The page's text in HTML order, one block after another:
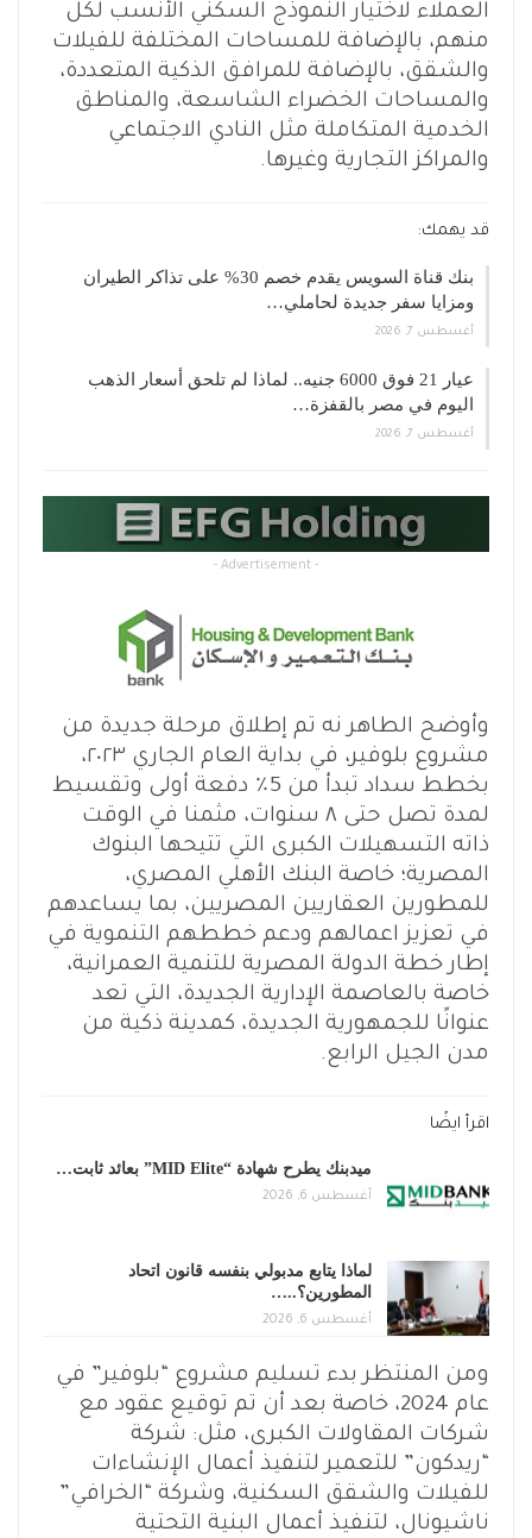
العملاء لاختيار النموذج السكني الأنسب لكل
منهم، بالإضافة للمساحات المختلفة للفيلات
والشقق، بالإضافة للمرافق الذكية المتعددة،
والمساحات الخضراء الشاسعة، والمناطق
الخدمية المتكاملة مثل النادي الاجتماعي
والمراكز التجارية وغيرها.
قد يهمك:
بنك قناة السويس يقدم خصم 30% على تذاكر الطيران
ومزايا سفر جديدة لحاملي…
أغسطس 7, 2026
عيار 21 فوق 6000 جنيه.. لماذا لم تلحق أسعار الذهب
اليوم في مصر بالقفزة…
أغسطس 7, 2026
- Advertisement -
وأوضح الطاهر نه تم إطلاق مرحلة جديدة من
مشروع بلوفير، في بداية العام الجاري ٢٠٢٣،
بخطط سداد تبدأ من 5٪ دفعة أولى وتقسيط
لمدة تصل حتى ٨ سنوات، مثمنا في الوقت
ذاته التسهيلات الكبرى التي تتيحها البنوك
المصرية؛ خاصة البنك الأهلي المصري،
للمطورين العقاريين المصريين، بما يساعدهم
في تعزيز اعمالهم ودعم خططهم التنموية في
إطار خطة الدولة المصرية للتنمية العمرانية،
خاصة بالعاصمة الإدارية الجديدة، التي تعد
عنوانًا للجمهورية الجديدة، كمدينة ذكية من
مدن الجيل الرابع.
اقرأ ايضًا
ميدبنك يطرح شهادة “MID Elite” بعائد ثابت…
أغسطس 6, 2026
لماذا يتابع مدبولي بنفسه قانون اتحاد
المطورين؟..…
أغسطس 6, 2026
ومن المنتظر بدء تسليم مشروع “بلوفير” في
عام 2024، خاصة بعد أن تم توقيع عقود مع
شركات المقاولات الكبرى، مثل: شركة
“ريدكون” للتعمير لتنفيذ أعمال الإنشاءات
للفيلات والشقق السكنية، وشركة “الخرافي”
ناشيونال، لتنفيذ أعمال البنية التحتية